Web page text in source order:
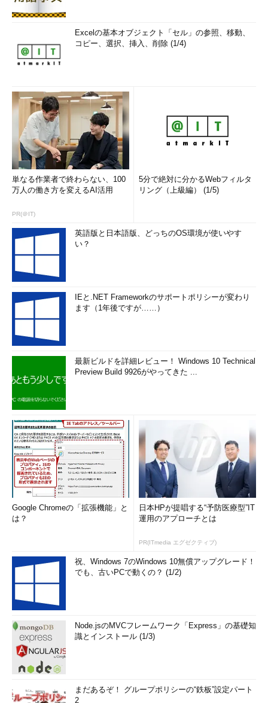
Excelの基本オブジェクト「セル」の参照、移動、
コピー、選択、挿入、削除 (1/4)
単なる作業者で終わらない、100
万人の働き方を変えるAI活用
PR(＠IT)
5分で絶対に分かるWebフィルタ
リング（上級編） (1/5)
英語版と日本語版、どっちのOS環境が使いやす
い？
IEと.NET Frameworkのサポートポリシーが変わり
ます（1年後ですが……）
最新ビルドを詳細レビュー！ Windows 10 Technical
Preview Build 9926がやってきた ...
Google Chromeの「拡張機能」と
は？
日本HPが提唱する“予防医療型”IT
運用のアプローチとは
PR(ITmedia エグゼクティブ)
祝、Windows 7のWindows 10無償アップグレード！
でも、古いPCで動くの？ (1/2)
Node.jsのMVCフレームワーク「Express」の基礎知
識とインストール (1/3)
まだあるぞ！ グループポリシーの“鉄板”設定パート
2